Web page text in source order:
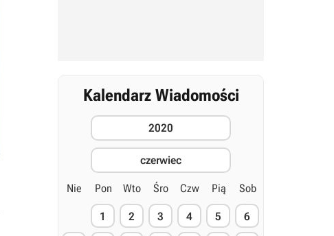
Kalendarz Wiadomości
2020
czerwiec
Nie Pon Wto Śro Czw Pią Sob
1 2 3 4 5 6